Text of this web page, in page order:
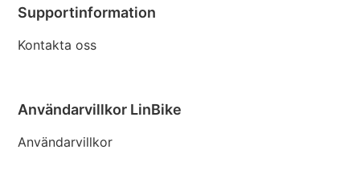
Supportinformation
Kontakta oss
Användarvillkor LinBike
Användarvillkor